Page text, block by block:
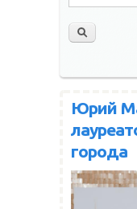
Юрий
города